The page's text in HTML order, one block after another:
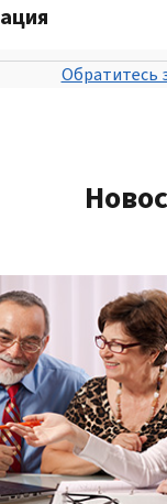
Обратитесь